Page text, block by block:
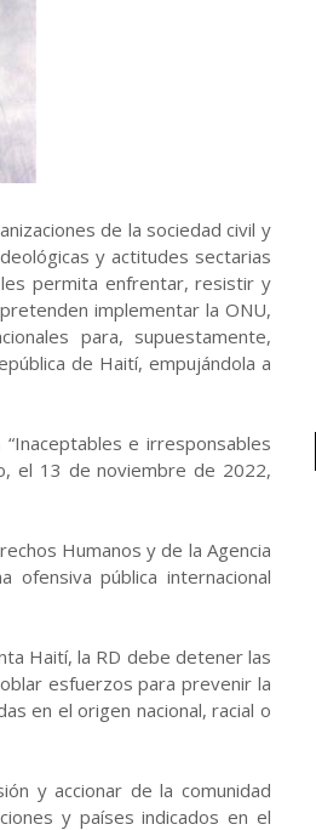
de la sociedad civil y
y actitudes sectarias
permita enfrentar, resistir y
implementar la ONU,
para, supuestamente,
de Haití, empujándola a
e irresponsables
el 13 de noviembre de 2022,
Humanos y de la Agencia
ofensiva pública internacional
Haití, la RD debe detener las
esfuerzos para prevenir la
en el origen nacional, racial o
y accionar de la comunidad
y países indicados en el